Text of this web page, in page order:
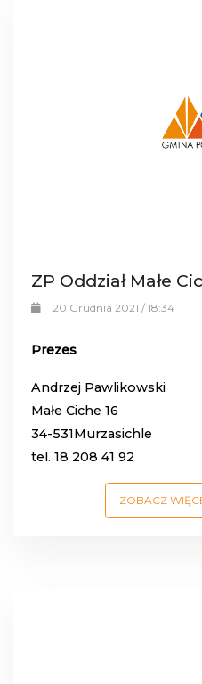
ZP Oddział Małe
20 Grudnia 2021 / 18:34
Prezes
Andrzej Pawlikowski
Małe Ciche 16
34-531Murzasichle
tel. 18 208 41 92
ZOBACZ